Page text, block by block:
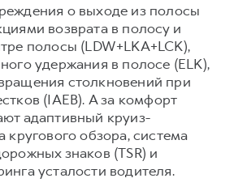
о выходе из полосы
возврата в полосу и
полосы (LDW+LKA+LCK),
удержания в полосе (ELK),
столкновений при
(IAEB). А за комфорт
адаптивный круиз-
кругового обзора, система
знаков (TSR) и
усталости водителя.